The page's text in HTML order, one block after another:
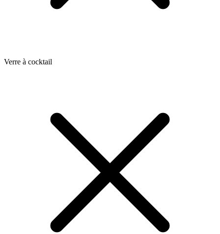
Verre à cocktail